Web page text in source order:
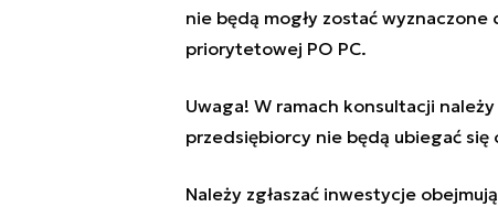
nie będą mogły zostać
priorytetowej PO PC.
Uwaga! W ramach konsultacji
przedsiębiorcy nie będą ubiegać
Należy zgłaszać inwestycje